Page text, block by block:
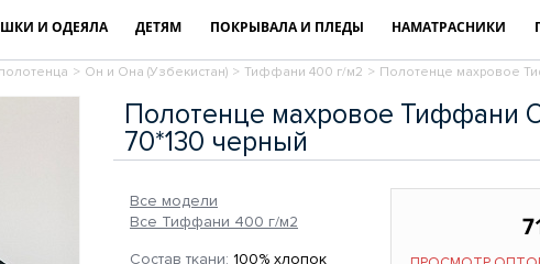
И ОДЕЯЛА ДЕТЯМ ПОКРЫВАЛА И ПЛЕДЫ НАМАТРАСНИКИ
> Он и Она (Узбекистан) > Тиффани 400 г/м2 > Полотенце махровое
Полотенце махровое Тиффани
70*130 черный
Все модели
Все Тиффани 400 г/м2
Состав ткани: 100% хлопок